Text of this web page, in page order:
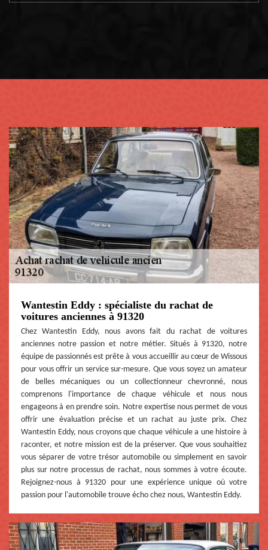
Wantestin Eddy : spécialiste du rachat de
voitures anciennes à 91320
Chez Wantestin Eddy, nous avons fait du rachat de voitures
anciennes notre passion et notre métier. Situés à 91320, notre
équipe de passionnés est prête à vous accueillir au cœur de Wissous
pour vous offrir un service sur-mesure. Que vous soyez un amateur
de belles mécaniques ou un collectionneur chevronné, nous
comprenons l'importance de chaque véhicule et nous nous
engageons à en prendre soin. Notre expertise nous permet de vous
offrir une évaluation précise et un rachat au juste prix. Chez
Wantestin Eddy, nous croyons que chaque véhicule a une histoire à
raconter, et notre mission est de la préserver. Que vous souhaitiez
vous séparer de votre trésor automobile ou simplement en savoir
plus sur notre processus de rachat, nous sommes à votre écoute.
Rejoignez-nous à 91320 pour une expérience unique où votre
passion pour l'automobile trouve écho chez nous, Wantestin Eddy.